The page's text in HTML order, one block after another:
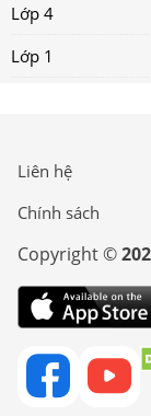
Lớp 4
Lớp 1
Liên hệ
Chính sách
Copyright ©